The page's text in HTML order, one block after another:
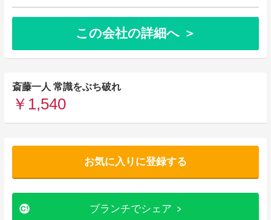
この会社の詳細へ ＞
斎藤一人 常識をぶち破れ
￥1,540
お気に入りに登録する
ブランチでシェア